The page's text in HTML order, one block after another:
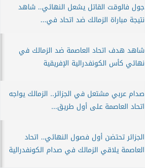
جول فالوقت القاتل يشعل النهائي.. شاهد
نتيجة مباراة الزمالك ضد اتحاد في...
شاهد هدف اتحاد العاصمة ضد الزمالك في
نهائي كأس الكونفدرالية الإفريقية
صدام عربي مشتعل في الجزائر.. الزمالك يواجه
اتحاد العاصمة على أول طريق...
الجزائر تحتضن أول فصول النهائي.. اتحاد
العاصمة يلاقي الزمالك في صدام الكونفدرالية